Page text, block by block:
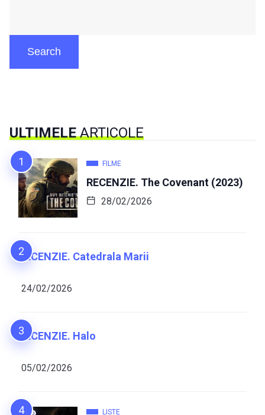
Search
ULTIMELEARTICOLE
FILME
RECENZIE. The Covenant (2023)
28/02/2026
RECENZIE. Catedrala Marii
24/02/2026
RECENZIE. Halo
05/02/2026
LISTE